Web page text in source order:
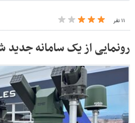
۱۱ نفر
رونمایی از یک سامانه جدید